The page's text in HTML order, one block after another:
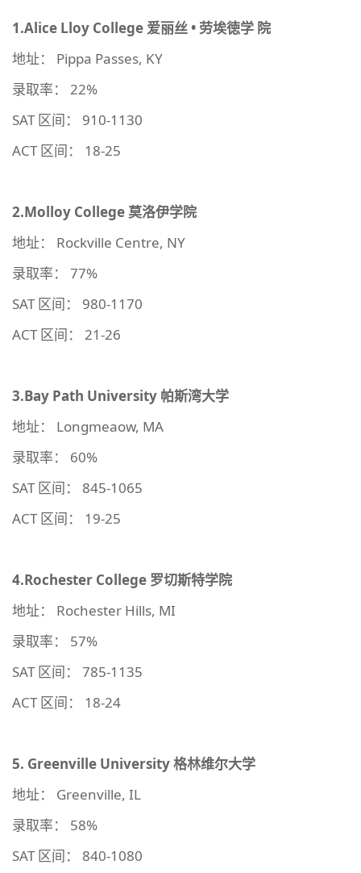
1.Alice Lloy College 爱丽丝 •劳埃徳学 院
地址： Pippa Passes, KY
录取率： 22%
SAT 区间： 910-1130
ACT 区间： 18-25
2.Molloy College 莫洛伊学院
地址： Rockville Centre, NY
录取率： 77%
SAT 区间： 980-1170
ACT 区间： 21-26
3.Bay Path University 帕斯湾大学
地址： Longmeaow, MA
录取率： 60%
SAT 区间： 845-1065
ACT 区间： 19-25
4.Rochester College 罗切斯特学院
地址： Rochester Hills, MI
录取率： 57%
SAT 区间： 785-1135
ACT 区间： 18-24
5. Greenville University格林维尔大学
地址： Greenville, IL
录取率： 58%
SAT 区间： 840-1080